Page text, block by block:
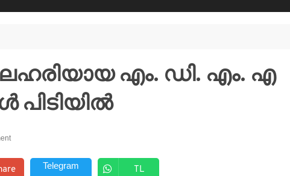
എം. ഡി. എം. എ
പിടിയിൽ
Telegram TL